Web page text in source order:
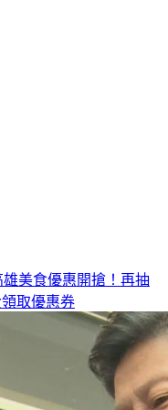
雄美食優惠開搶！再抽
取優惠券